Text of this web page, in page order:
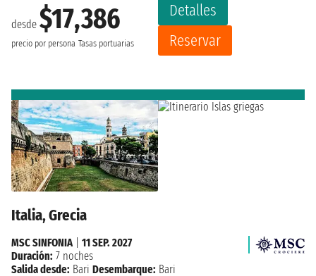
desde $17,386
precio por persona Tasas portuarias
Detalles
Reservar
Italia, Grecia
MSC SINFONIA
11 SEP. 2027
Duración: 7 noches
Salida desde: Bari Desembarque: Bari